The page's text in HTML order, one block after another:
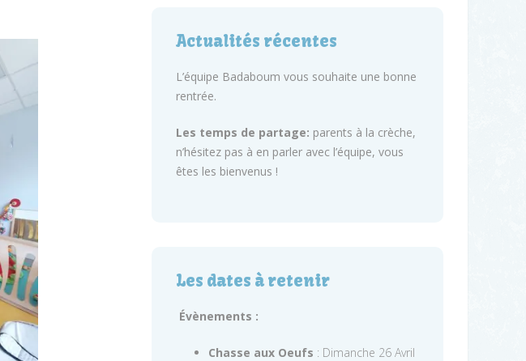
Actualités récentes
L’équipe Badaboum vous souhaite une bonne
rentrée.
Les temps de partage: parents à la crèche,
n’hésitez pas à en parler avec l’équipe, vous
êtes les bienvenus !
Les dates à retenir
Évènements :
Chasse aux Oeufs : Dimanche 26 Avril